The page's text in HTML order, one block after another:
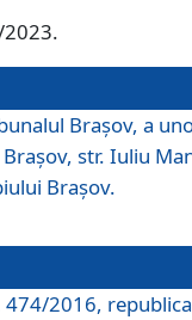
2023.
Brașov, a
str. Iuliu
Brașov.
474/2016,